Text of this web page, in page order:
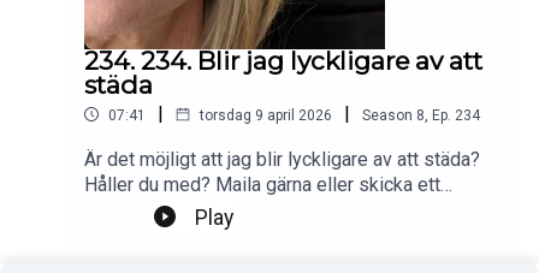
234. 234. Blir jag lyckligare av att
städa
07:41 | torsdag 9 april 2026 | Season 8 Ep. 234
Är det möjligt att jag blir lyckligare av att städa?
Håller du med? Maila gärna eller skicka ett
DM.Foto: PrivatProduktion, redigering och klipp:
Heli BrewitzMusik: Lic. NEO SoundsKontakt
Play